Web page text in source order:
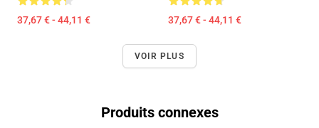
37,67 € - 44,11 € 37,67 € - 44,11 €
VOIR PLUS
Produits connexes